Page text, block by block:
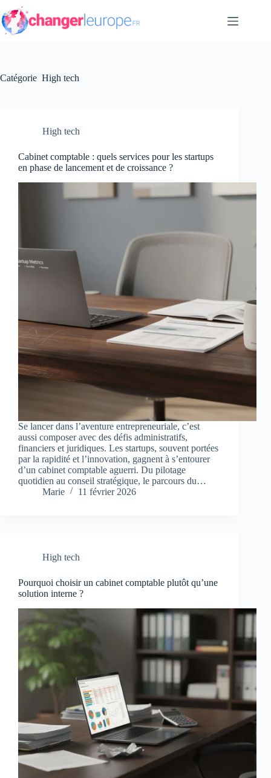
Passer
au
contenu
Catégorie High tech
High tech
Cabinet comptable : quels services pour les startups
en phase de lancement et de croissance ?
Se lancer dans l’aventure entrepreneuriale, c’est
aussi composer avec des défis administratifs,
financiers et juridiques. Les startups, souvent portées
par la rapidité et l’innovation, gagnent à s’entourer
d’un cabinet comptable aguerri. Du pilotage
quotidien au conseil stratégique, le parcours du…
Marie
11 février 2026
High tech
Pourquoi choisir un cabinet comptable plutôt qu’une
solution interne ?